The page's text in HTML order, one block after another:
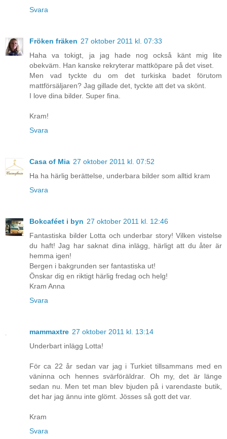
Svara
Fröken fräken 27 oktober 2011 kl. 07:33
Haha va tokigt, ja jag hade nog också känt mig lite
obekväm. Han kanske rekryterar mattköpare på det viset.
Men vad tyckte du om det turkiska badet förutom
mattförsäljaren? Jag gillade det, tyckte att det va skönt.
I love dina bilder. Super fina.
Kram!
Svara
Casa of Mia 27 oktober 2011 kl. 07:52
Ha ha härlig berättelse, underbara bilder som alltid kram
Svara
Bokcaféet i byn 27 oktober 2011 kl. 12:46
Fantastiska bilder Lotta och underbar story! Vilken vistelse
du haft! Jag har saknat dina inlägg, härligt att du åter är
hemma igen!
Bergen i bakgrunden ser fantastiska ut!
Önskar dig en riktigt härlig fredag och helg!
Kram Anna
Svara
mammaxtre 27 oktober 2011 kl. 13:14
Underbart inlägg Lotta!
För ca 22 år sedan var jag i Turkiet tillsammans med en
väninna och hennes svärföräldrar. Oh my, det är länge
sedan nu. Men tet man blev bjuden på i varendaste butik,
det har jag ännu inte glömt. Jösses så gott det var.
Kram
Svara